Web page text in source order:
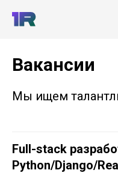
Вакансии
Мы ищем
Full-stack
Python/Django/